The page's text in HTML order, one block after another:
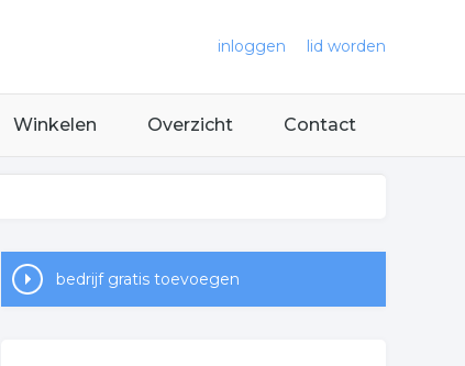
inloggen lid worden
Winkelen Overzicht Contact
bedrijf gratis toevoegen